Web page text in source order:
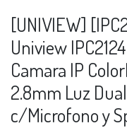
[UNIVIEW]
Uniview
Camara IP
2.8mm Luz
c/Microfono y